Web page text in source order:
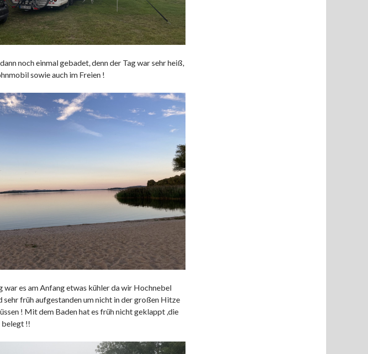
noch einmal gebadet, denn der Tag war sehr heiß,
sowie auch im Freien !
war es am Anfang etwas kühler da wir Hochnebel
sehr früh aufgestanden um nicht in der großen Hitze
! Mit dem Baden hat es früh nicht geklappt ,die
belegt !!